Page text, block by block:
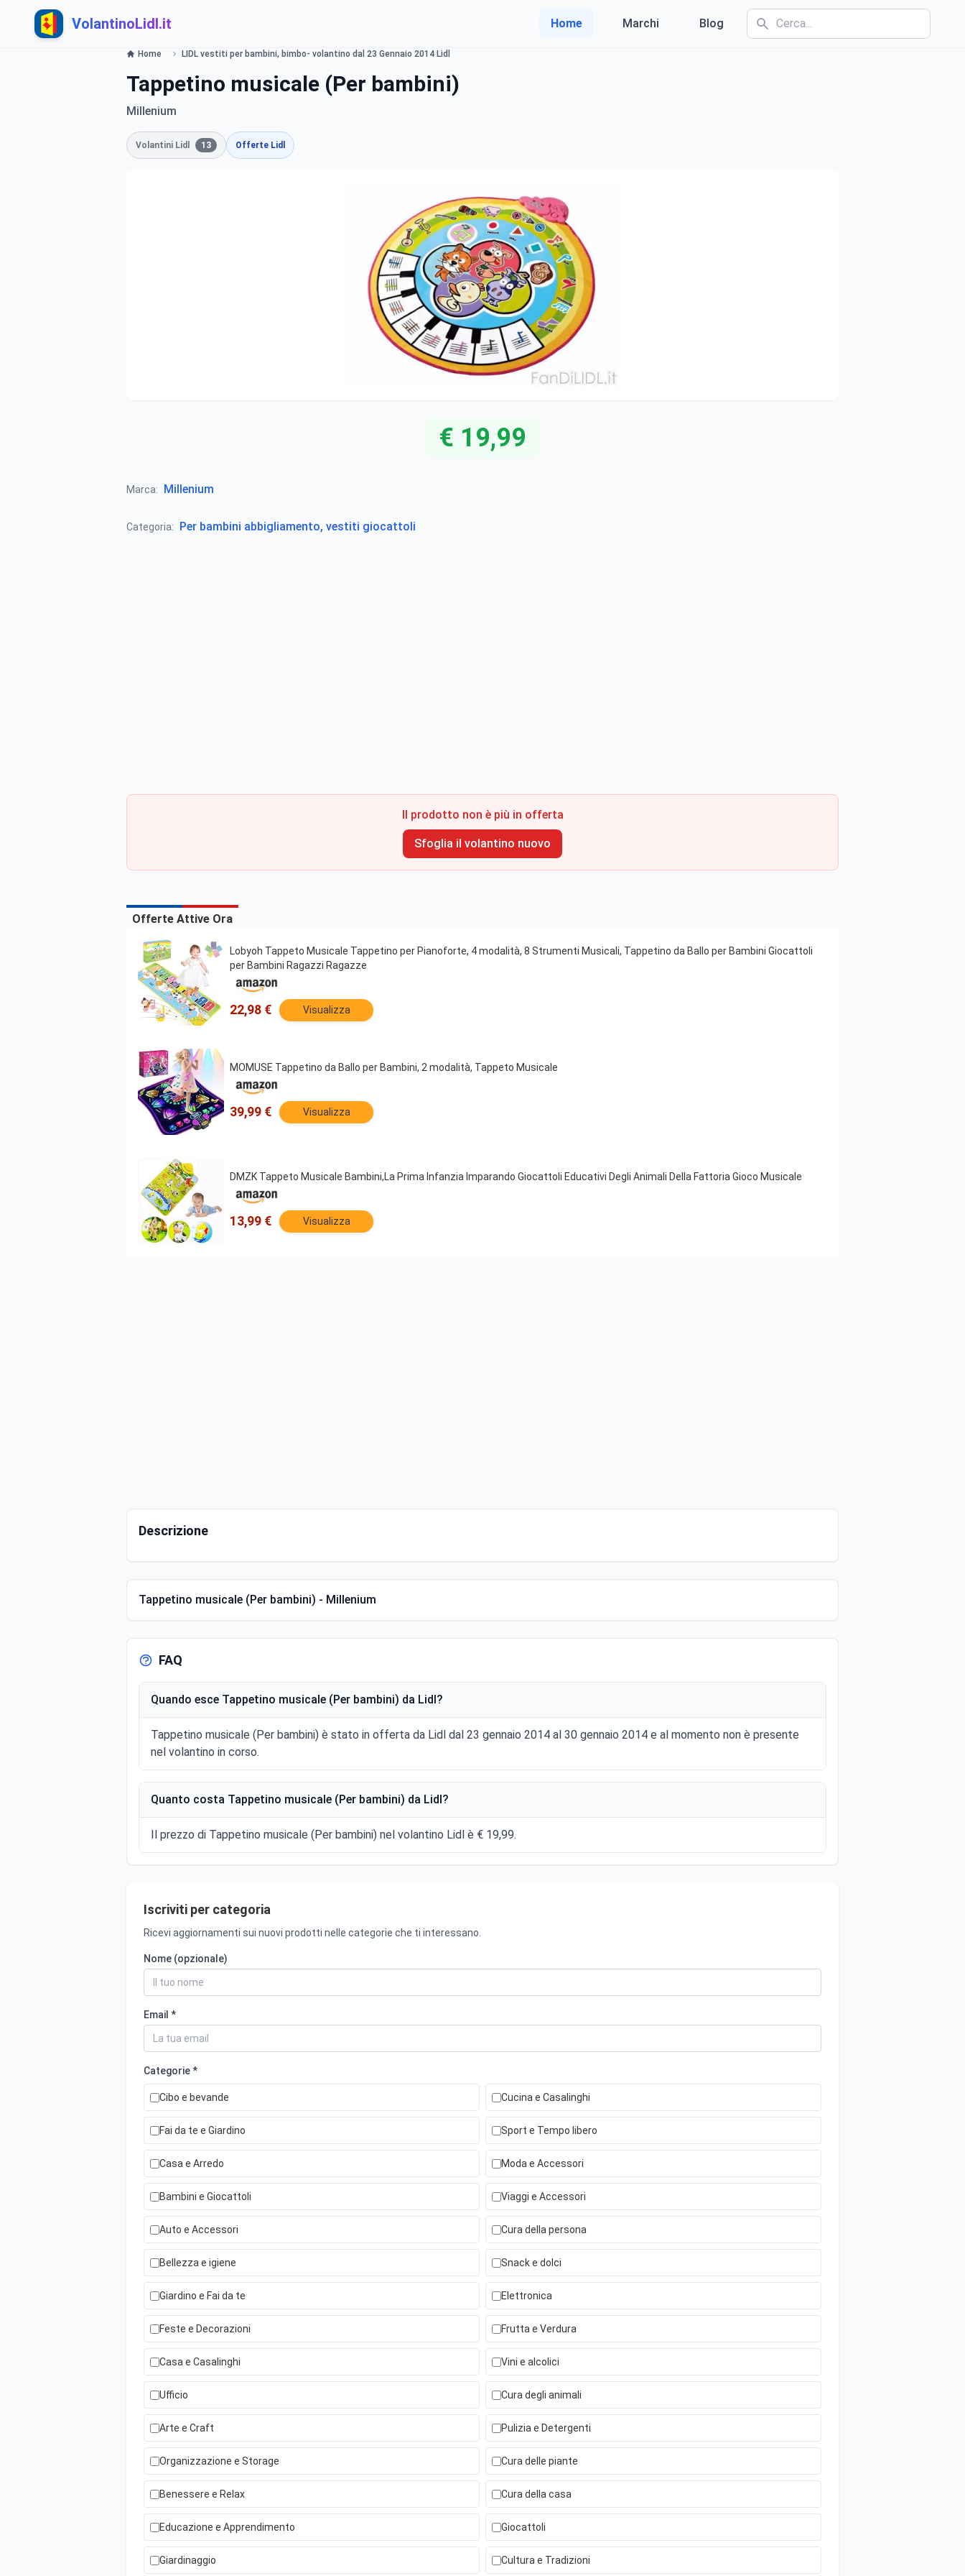
VolantinoLidl.it Home Marchi Blog
Home LIDL vestiti per bambini, bimbo- volantino dal 23 Gennaio 2014 Lidl
Tappetino musicale (Per bambini)
Millenium
Volantini Lidl 13 Offerte Lidl
€ 19,99
Marca: Millenium
Categoria: Per bambini abbigliamento, vestiti giocattoli
Il prodotto non è più in offerta
Sfoglia il volantino nuovo
Offerte Attive Ora
Lobyoh Tappeto Musicale Tappetino per Pianoforte, 4 modalità, 8 Strumenti Musicali, Tappetino da Ballo per Bambini Giocattoli
per Bambini Ragazzi Ragazze
22,98 € Visualizza
MOMUSE Tappetino da Ballo per Bambini, 2 modalità, Tappeto Musicale
39,99 € Visualizza
DMZK Tappeto Musicale Bambini,La Prima Infanzia Imparando Giocattoli Educativi Degli Animali Della Fattoria Gioco Musicale
13,99 € Visualizza
Descrizione
Tappetino musicale (Per bambini) - Millenium
FAQ
Quando esce Tappetino musicale (Per bambini) da Lidl?
Tappetino musicale (Per bambini) è stato in offerta da Lidl dal 23 gennaio 2014 al 30 gennaio 2014 e al momento non è presente
nel volantino in corso.
Quanto costa Tappetino musicale (Per bambini) da Lidl?
Il prezzo di Tappetino musicale (Per bambini) nel volantino Lidl è € 19,99.
Iscriviti per categoria
Ricevi aggiornamenti sui nuovi prodotti nelle categorie che ti interessano.
Nome (opzionale)
Email *
Categorie *
Cibo e bevande Cucina e Casalinghi
Fai da te e Giardino Sport e Tempo libero
Casa e Arredo Moda e Accessori
Bambini e Giocattoli Viaggi e Accessori
Auto e Accessori Cura della persona
Bellezza e igiene Snack e dolci
Giardino e Fai da te Elettronica
Feste e Decorazioni Frutta e Verdura
Casa e Casalinghi Vini e alcolici
Ufficio Cura degli animali
Arte e Craft Pulizia e Detergenti
Organizzazione e Storage Cura delle piante
Benessere e Relax Cura della casa
Educazione e Apprendimento Giocattoli
Giardinaggio Cultura e Tradizioni